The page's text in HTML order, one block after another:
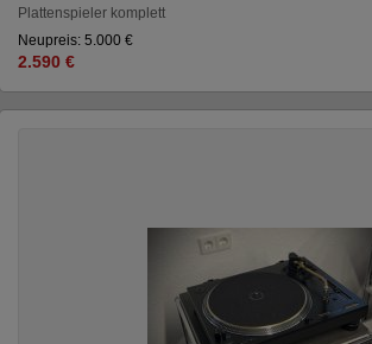
Plattenspieler komplett
Neupreis: 5.000 €
2.590 €